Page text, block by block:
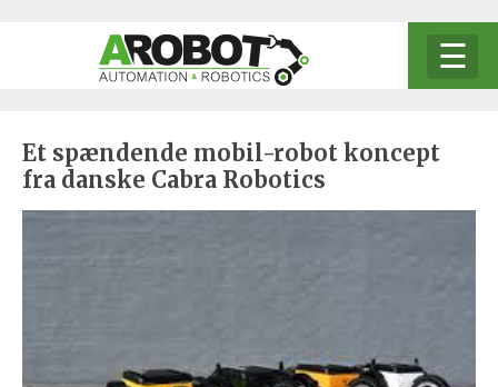
ANNONSERING
Et spændende mobil-robot koncept
fra danske Cabra Robotics